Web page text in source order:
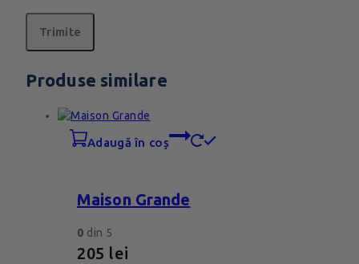
Produse similare
adaugă în coș
Maison Grande
0 din 5
205 lei